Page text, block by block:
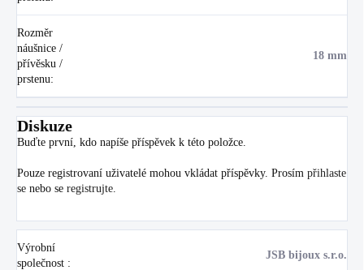
Rozměr
náušnice /
přívěsku /
prstenu:
18 mm
Diskuze
Buďte první, kdo napíše příspěvek k této položce.
Pouze registrovaní uživatelé mohou vkládat příspěvky. Prosím přihlaste
se nebo se registrujte
Výrobní
společnost :
JSB bijoux s.r.o.